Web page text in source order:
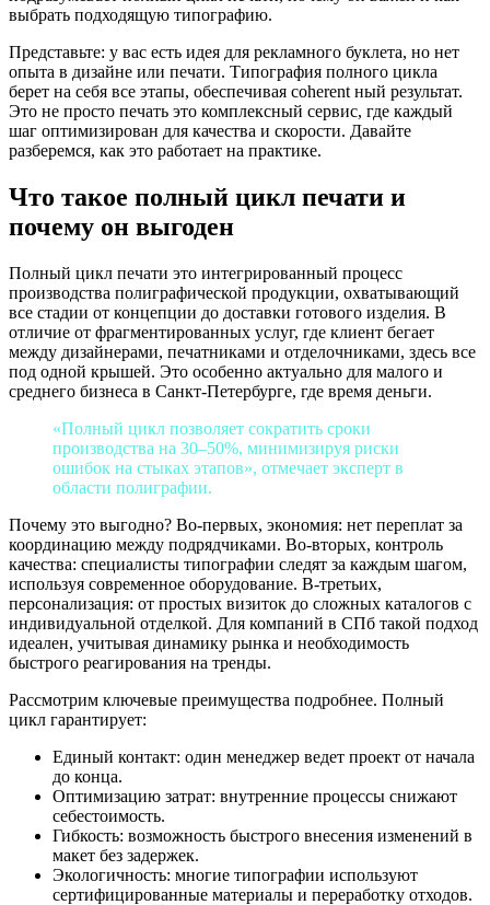
выбрать подходящую типографию.
Представьте: у вас есть идея для рекламного буклета, но нет
опыта в дизайне или печати. Типография полного цикла
берет на себя все этапы, обеспечивая coherent ный результат.
Это не просто печать это комплексный сервис, где каждый
шаг оптимизирован для качества и скорости. Давайте
разберемся, как это работает на практике.
Что такое полный цикл печати и
почему он выгоден
Полный цикл печати это интегрированный процесс
производства полиграфической продукции, охватывающий
все стадии от концепции до доставки готового изделия. В
отличие от фрагментированных услуг, где клиент бегает
между дизайнерами, печатниками и отделочниками, здесь все
под одной крышей. Это особенно актуально для малого и
среднего бизнеса в Санкт-Петербурге, где время деньги.
«Полный цикл позволяет сократить сроки
производства на 30–50%, минимизируя риски
ошибок на стыках этапов», отмечает эксперт в
области полиграфии.
Почему это выгодно? Во-первых, экономия: нет переплат за
координацию между подрядчиками. Во-вторых, контроль
качества: специалисты типографии следят за каждым шагом,
используя современное оборудование. В-третьих,
персонализация: от простых визиток до сложных каталогов с
индивидуальной отделкой. Для компаний в СПб такой подход
идеален, учитывая динамику рынка и необходимость
быстрого реагирования на тренды.
Рассмотрим ключевые преимущества подробнее. Полный
цикл гарантирует:
Единый контакт: один менеджер ведет проект от начала
до конца.
Оптимизацию затрат: внутренние процессы снижают
себестоимость.
Гибкость: возможность быстрого внесения изменений в
макет без задержек.
Экологичность: многие типографии используют
сертифицированные материалы и переработку отходов.